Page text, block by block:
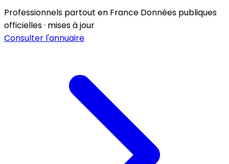
Professionnels partout en France Données publiques
officielles · mises à jour
Consulter l'annuaire